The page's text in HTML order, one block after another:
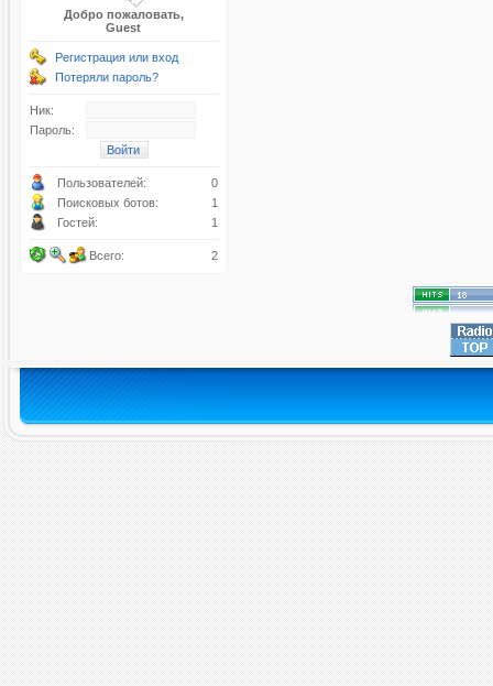
Добро пожаловать,
Guest
Регистрация или вход
Потеряли пароль?
Ник:
Пароль:
Пользователей:
0
Поисковых ботов:
1
Гостей:
1
Всего: 2